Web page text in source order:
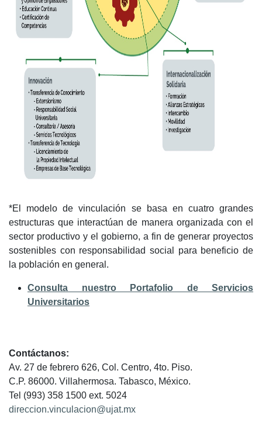
*El modelo de vinculación se basa en cuatro grandes
estructuras que interactúan de manera organizada con el
sector productivo y el gobierno, a fin de generar proyectos
sostenibles con responsabilidad social para beneficio de
la población en general.
Consulta nuestro Portafolio de Servicios
Universitarios
Contáctanos:
Av. 27 de febrero 626, Col. Centro, 4to. Piso.
C.P. 86000. Villahermosa. Tabasco, México.
Tel (993) 358 1500 ext. 5024
direccion.vinculacion@ujat.mx